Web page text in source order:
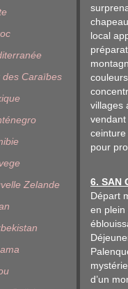
des Caraïbes
Zelande
local
villages
pour
6. SAN
Départ
en plein
d’un